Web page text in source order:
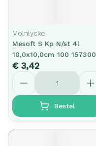
Molnlycke
Mesoft S Kp N/st 4l
10,0x10,0cm 100 157300
€ 3,42
Aantal
Bestel